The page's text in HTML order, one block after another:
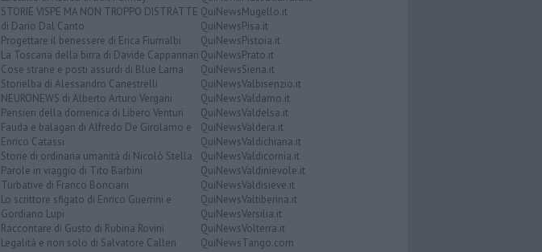
STORIE VISPE MA NON TROPPO DISTRATTE
di Dario Dal Canto
Progettare il benessere di Erica Fiumalbi
La Toscana della birra di Davide Cappannari
Cose strane e posti assurdi di Blue Lama
Storielba di Alessandro Canestrelli
NEURONEWS di Alberto Arturo Vergani
Pensieri della domenica di Libero Venturi
Fauda e balagan di Alfredo De Girolamo e
Enrico Catassi
Storie di ordinaria umanità di Nicolò Stella
Parole in viaggio di Tito Barbini
Turbative di Franco Bonciani
Lo scrittore sfigato di Enrico Guerrini e
Gordiano Lupi
Raccontare di Gusto di Rubina Rovini
Legalità e non solo di Salvatore Calleri
QuiNewsMugello.it
QuiNewsPisa.it
QuiNewsPistoia.it
QuiNewsPrato.it
QuiNewsSiena.it
QuiNewsValbisenzio.it
QuiNewsValdarno.it
QuiNewsValdelsa.it
QuiNewsValdera.it
QuiNewsValdichiana.it
QuiNewsValdicornia.it
QuiNewsValdinievole.it
QuiNewsValdisieve.it
QuiNewsValtiberina.it
QuiNewsVersilia.it
QuiNewsVolterra.it
QuiNewsTango.com